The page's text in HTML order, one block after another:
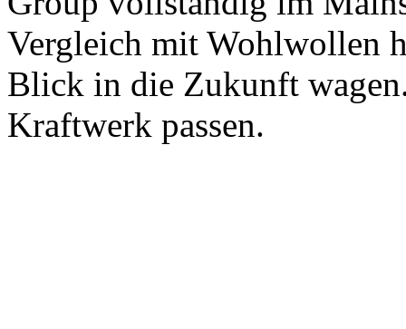
Vergleich mit Wohlwollen
Blick in die Zukunft
Kraftwerk passen.